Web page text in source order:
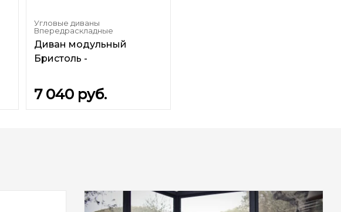
Угловые диваны
Впередраскладные
Диван модульный
Бристоль -
7 040 руб.